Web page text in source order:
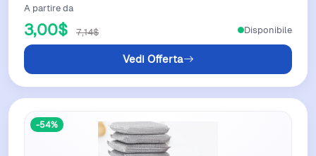
A partire da
3,00$ 7,14$
Vedi Offerta
Disponibile
-54%